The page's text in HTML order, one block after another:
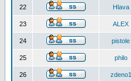
22 Hlava
23 ALEX
24 pistole
25 philo
26 zdeno1